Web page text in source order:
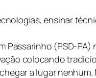
ensinar
(PSD-PA)
colocando
a lugar